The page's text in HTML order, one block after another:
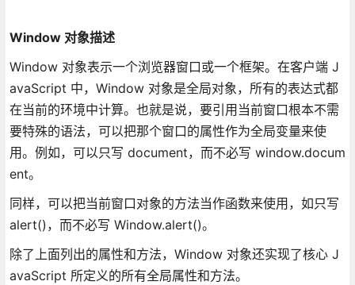
Window 对象描述
Window 对象表示一个浏览器窗口或一个框架。在客户端 J
avaScript 中，Window 对象是全局对象，所有的表达式都
在当前的环境中计算。也就是说，要引用当前窗口根本不需
要特殊的语法，可以把那个窗口的属性作为全局变量来使
用。例如，可以只写 document，而不必写 window.docum
ent。
同样，可以把当前窗口对象的方法当作函数来使用，如只写
alert()，而不必写 Window.alert()。
除了上面列出的属性和方法，Window 对象还实现了核心 J
avaScript 所定义的所有全局属性和方法。